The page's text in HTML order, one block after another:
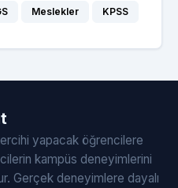
Meslekler KPSS
yapacak öğrencilere
kampüs deneyimlerini
Gerçek deneyimlere dayalı